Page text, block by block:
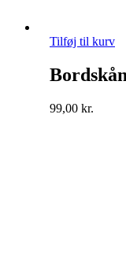
Tilføj til kurv
99,00 kr.